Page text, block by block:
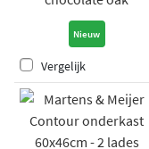
Nieuw
Vergelijk